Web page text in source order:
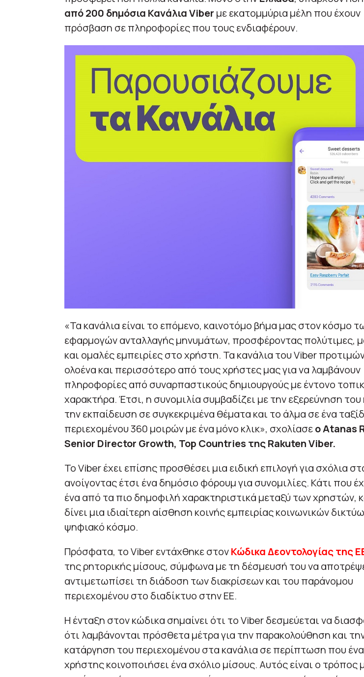
από 200 δημόσια Κανάλια Viber με εκατομμύρια μέλη που έχουν
πρόσβαση σε πληροφορίες που τους ενδιαφέρουν.
«Τα κανάλια είναι το επόμενο, καινοτόμο βήμα μας στον κόσμο
εφαρμογών ανταλλαγής μηνυμάτων, προσφέροντας πολύτιμες,
και ομαλές εμπειρίες στο χρήστη. Τα κανάλια του Viber
ολοένα και περισσότερο από τους χρήστες μας για να λαμβάνουν
πληροφορίες από συναρπαστικούς δημιουργούς με έντονο
χαρακτήρα. Έτσι, η συνομιλία συμβαδίζει με την εξερεύνηση
την εκπαίδευση σε συγκεκριμένα θέματα και το άλμα σε ένα
περιεχομένου 360 μοιρών με ένα μόνο κλικ», σχολίασεο Atanas
Senior Director Growth, Top Countries της Rakuten Viber.
Το Viber έχει επίσης προσθέσει μια ειδική επιλογή για σχόλια
ανοίγοντας έτσι ένα δημόσιο φόρουμ για συνομιλίες. Κάτι που
ένα από τα πιο δημοφιλή χαρακτηριστικά μεταξύ των χρηστών,
δίνει μια ιδιαίτερη αίσθηση κοινής εμπειρίας κοινωνικών
ψηφιακό κόσμο.
Πρόσφατα, το Viber εντάχθηκε στονΚώδικα Δεοντολογίας της
της ρητορικής μίσους, σύμφωνα με τη δέσμευσή του να
αντιμετωπίσει τη διάδοση των διακρίσεων και του παράνομου
περιεχομένου στο διαδίκτυο στην ΕΕ.
Η ένταξη στον κώδικα σημαίνει ότι το Viber δεσμεύεται να
ότι λαμβάνονται πρόσθετα μέτρα για την παρακολούθηση και
κατάργηση του περιεχομένου στα κανάλια σε περίπτωση που
χρήστης κοινοποιήσει ένα σχόλιο μίσους. Αυτός είναι ο τρόπος